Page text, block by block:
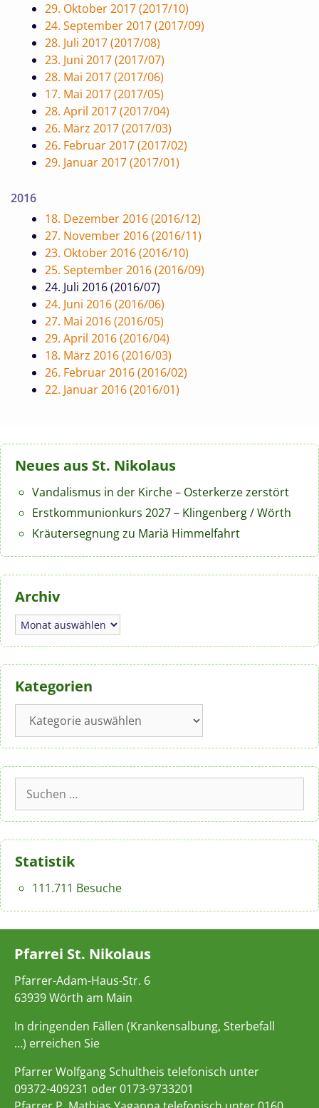
29. Oktober 2017 (2017/10)
24. September 2017 (2017/09)
28. Juli 2017 (2017/08)
23. Juni 2017 (2017/07)
28. Mai 2017 (2017/06)
17. Mai 2017 (2017/05)
28. April 2017 (2017/04)
26. März 2017 (2017/03)
26. Februar 2017 (2017/02)
29. Januar 2017 (2017/01)
2016
18. Dezember 2016 (2016/12)
27. November 2016 (2016/11)
23. Oktober 2016 (2016/10)
25. September 2016 (2016/09)
24. Juli 2016 (2016/07)
24. Juni 2016 (2016/06)
27. Mai 2016 (2016/05)
29. April 2016 (2016/04)
18. März 2016 (2016/03)
26. Februar 2016 (2016/02)
22. Januar 2016 (2016/01)
Neues aus St. Nikolaus
Vandalismus in der Kirche – Osterkerze zerstört
Erstkommunionkurs 2027 – Klingenberg / Wörth
Kräutersegnung zu Mariä Himmelfahrt
Archiv
Archiv
Kategorien
Kategorien
Suchen
nach:
Statistik
111.711 Besuche
Pfarrei St. Nikolaus
Pfarrer-Adam-Haus-Str. 6
63939 Wörth am Main
In dringenden Fällen (Krankensalbung, Sterbefall
…) erreichen Sie
Pfarrer Wolfgang Schultheis telefonisch unter
09372-409231 oder 0173-9733201